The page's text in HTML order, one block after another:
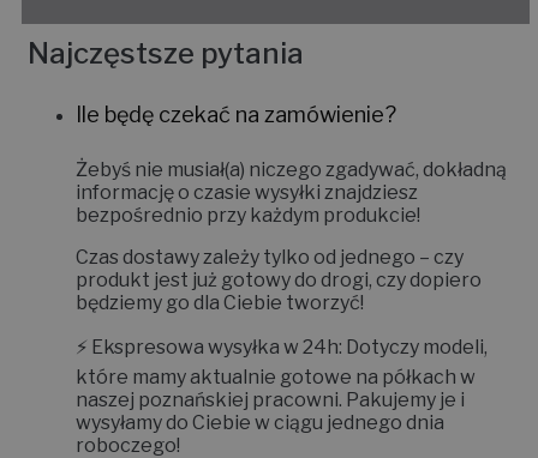
Najczęstsze pytania
Ile będę czekać na zamówienie?
Żebyś nie musiał(a) niczego zgadywać, dokładną
informację o czasie wysyłki znajdziesz
bezpośrednio przy każdym produkcie!
Czas dostawy zależy tylko od jednego – czy
produkt jest już gotowy do drogi, czy dopiero
będziemy go dla Ciebie tworzyć!
⚡ Ekspresowa wysyłka w 24h: Dotyczy modeli,
które mamy aktualnie gotowe na półkach w
naszej poznańskiej pracowni. Pakujemy je i
wysyłamy do Ciebie w ciągu jednego dnia
roboczego!